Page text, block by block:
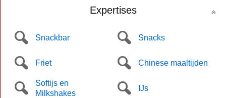
Expertises
Snackbar Snacks
Friet Chinese maaltijden
Softijs en
Milkshakes
IJs